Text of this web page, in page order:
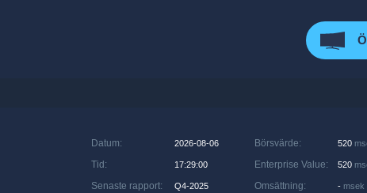
Datum: 2026-08-06
Tid : 17:29:00
Senaste rapport: Q4-2025
Börsvärde: 520
Enterprise Value: 520
Omsättning: - msek